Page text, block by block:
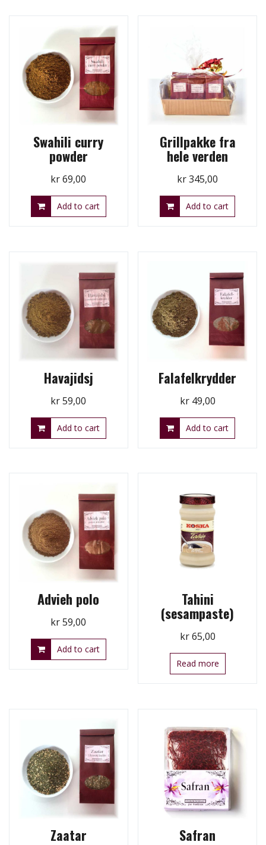
Swahili curry
powder
kr69,00
Add to cart
Grillpakke fra
hele verden
kr345,00
Add to cart
Havajidsj
kr59,00
Add to cart
Falafelkrydder
kr49,00
Add to cart
Advieh polo
kr59,00
Add to cart
Tahini
(sesampaste)
kr65,00
Read more
Zaatar Safran